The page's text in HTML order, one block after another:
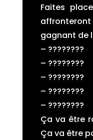
Faites
gagnant de
– ????????
– ????????
– ????????
– ????????
– ????????
Ça va être
Ça va être